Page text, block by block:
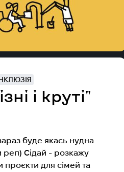
і круті"
буде якась нудна
реп) Сідай - розкажу
для сімей та